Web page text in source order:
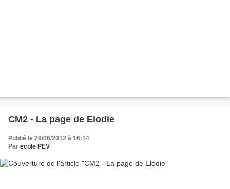
CM2 - La page de Elodie
Publié le 29/06/2012 à 16:14
Par ecole PEV